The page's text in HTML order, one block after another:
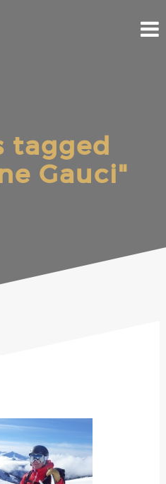
tagged
Gauci"